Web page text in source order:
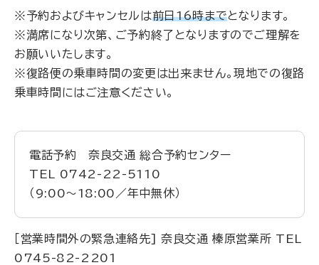
※予約およびキャンセルは前日16時までとなります。
※満席になり次第、ご予約終了となりますのでご理解を
お願いいたします。
※復路便の乗車時間の変更は出来ません。現地での復路
乗車時間にはご注意ください。
電話予約 奈良交通 総合予約センター
TEL 0742-22-5110
（9:00～18:00／年中無休）
［営業時間外の緊急連絡先] 奈良交通 榛原営業所 TEL
0745-82-2201